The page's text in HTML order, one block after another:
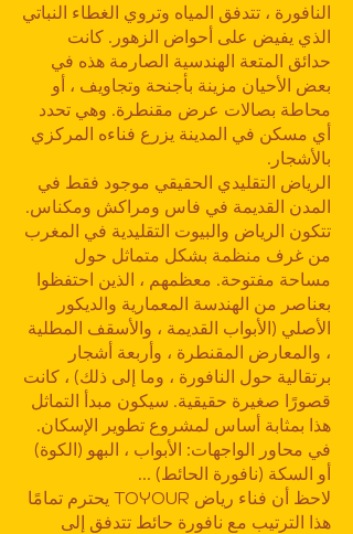
النافورة ، تتدفق المياه وتروي الغطاء النباتي
الذي يفيض على أحواض الزهور. كانت
حدائق المتعة الهندسية الصارمة هذه في
بعض الأحيان مزينة بأجنحة وتجاويف ، أو
محاطة بصالات عرض مقنطرة. وهي تحدد
أي مسكن في المدينة يزرع فناءه المركزي
بالأشجار.
الرياض التقليدي الحقيقي موجود فقط في
المدن القديمة في فاس ومراكش ومكناس.
تتكون الرياض والبيوت التقليدية في المغرب
من غرف منظمة بشكل متماثل حول
مساحة مفتوحة. معظمهم ، الذين احتفظوا
بعناصر من الهندسة المعمارية والديكور
الأصلي (الأبواب القديمة ، والأسقف المطلية
، والمعارض المقنطرة ، وأربعة أشجار
برتقالية حول النافورة ، وما إلى ذلك) ، كانت
قصورًا صغيرة حقيقية. سيكون مبدأ التماثل
هذا بمثابة أساس لمشروع تطوير الإسكان.
في محاور الواجهات: الأبواب ، البهو (الكوة)
أو السكة (نافورة الحائط) ...
لاحظ أن فناء رياض TOYOUR يحترم تمامًا
هذا الترتيب مع نافورة حائط تتدفق إلى